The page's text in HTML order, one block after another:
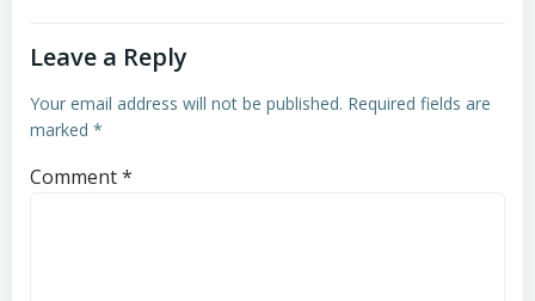
Leave a Reply
Your email address will not be published. Required fields are
marked *
Comment*